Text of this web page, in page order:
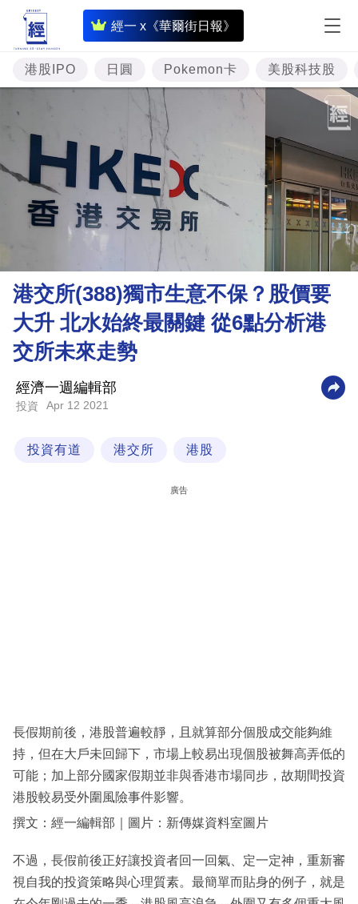
經一 x《華爾街日報》
即
時
財
經
投
樓
理
財
商
業
科
技
港股IPO 日圓 Pokemon卡 美股科技股
港交所(388)獨市生意不保？股價要
大升 北水始終最關鍵 從6點分析港
交所未來走勢
經濟一週編輯部
投資 Apr 12 2021
投資有道 港交所 港股
廣告
長假期前後，港股普遍較靜，且就算部分個股成交能夠維
持，但在大戶未回歸下，市場上較易出現個股被舞高弄低的
可能；加上部分國家假期並非與香港市場同步，故期間投資
港股較易受外圍風險事件影響。
撰文：經一編輯部｜圖片：新傳媒資料室圖片
不過，長假前後正好讓投資者回一回氣、定一定神，重新審
視自我的投資策略與心理質素。最簡單而貼身的例子，就是